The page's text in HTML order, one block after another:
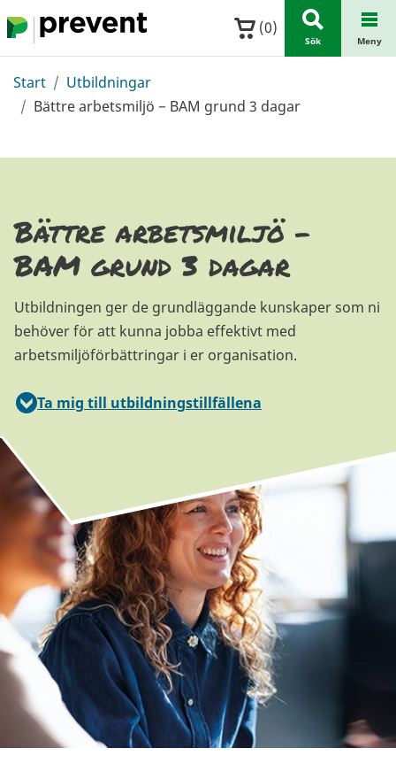
Hoppa till huvudinnehållet (0)
Sök Meny
Start
Utbildningar
Bättre arbetsmiljö − BAM grund 3 dagar
Bättre arbetsmiljö −
BAM grund 3 dagar
Utbildningen ger de grundläggande kunskaper som ni
behöver för att kunna jobba effektivt med
arbetsmiljöförbättringar i er organisation.
Ta mig till utbildningstillfällena